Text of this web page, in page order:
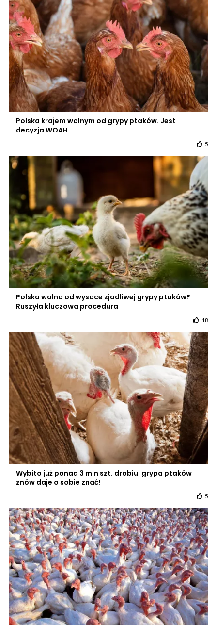
Polska krajem wolnym od grypy ptaków. Jest
decyzja WOAH
5
Polska wolna od wysoce zjadliwej grypy ptaków?
Ruszyła kluczowa procedura
18
Wybito już ponad 3 mln szt. drobiu: grypa ptaków
znów daje o sobie znać!
5